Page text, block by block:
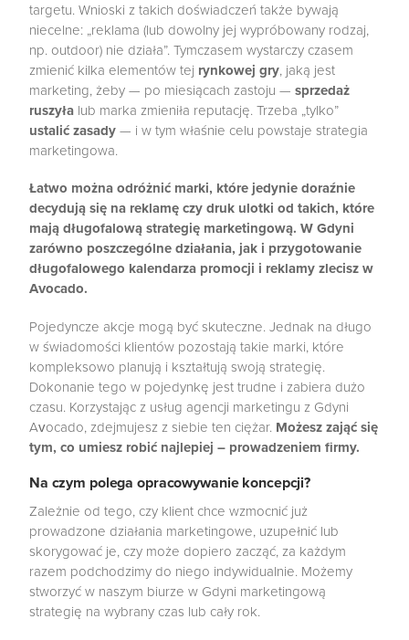
targetu. Wnioski z takich doświadczeń także bywają
niecelne: „reklama (lub dowolny jej wypróbowany rodzaj,
np. outdoor) nie działa”. Tymczasem wystarczy czasem
zmienić kilka elementów tej rynkowej gry , jaką jest
marketing, żeby — po miesiącach zastoju — sprzedaż
ruszyła lub marka zmieniła reputację. Trzeba „tylko”
ustalić zasady — i w tym właśnie celu powstaje strategia
marketingowa.
Łatwo można odróżnić marki, które jedynie doraźnie
decydują się na reklamę czy druk ulotki od takich, które
mają długofalową strategię marketingową. W Gdyni
zarówno poszczególne działania, jak i przygotowanie
długofalowego kalendarza promocji i reklamy zlecisz w
Avocado.
Pojedyncze akcje mogą być skuteczne. Jednak na długo
w świadomości klientów pozostają takie marki, które
kompleksowo planują i kształtują swoją strategię.
Dokonanie tego w pojedynkę jest trudne i zabiera dużo
czasu. Korzystając z usług agencji marketingu z Gdyni
Avocado, zdejmujesz z siebie ten ciężar. Możesz zająć się
tym, co umiesz robić najlepiej – prowadzeniem firmy.
Na czym polega opracowywanie koncepcji?
Zależnie od tego, czy klient chce wzmocnić już
prowadzone działania marketingowe, uzupełnić lub
skorygować je, czy może dopiero zacząć, za każdym
razem podchodzimy do niego indywidualnie. Możemy
stworzyć w naszym biurze w Gdyni marketingową
strategię na wybrany czas lub cały rok.